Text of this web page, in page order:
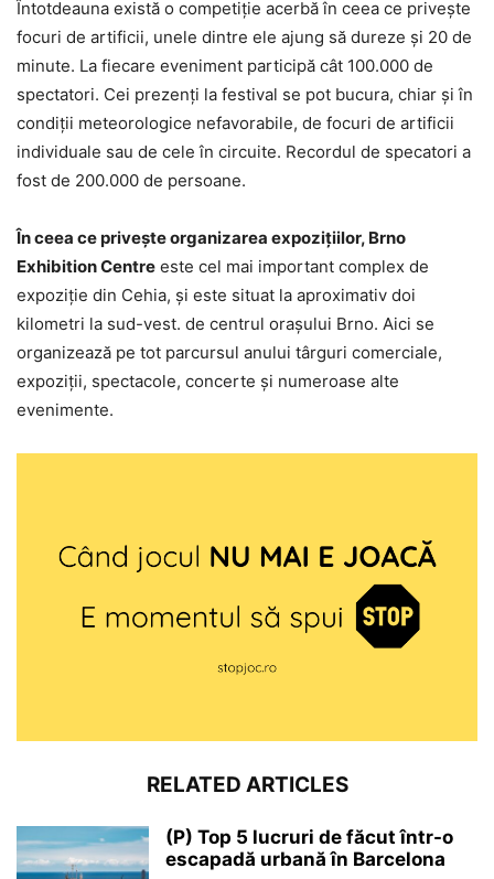
Întotdeauna există o competiție acerbă în ceea ce privește
focuri de artificii, unele dintre ele ajung să dureze și 20 de
minute. La fiecare eveniment participă cât 100.000 de
spectatori. Cei prezenți la festival se pot bucura, chiar și în
condiții meteorologice nefavorabile, de focuri de artificii
individuale sau de cele în circuite. Recordul de specatori a
fost de 200.000 de persoane.
În ceea ce privește organizarea expozițiilor, Brno
Exhibition Centre este cel mai important complex de
expoziție din Cehia, și este situat la aproximativ doi
kilometri la sud-vest. de centrul orașului Brno. Aici se
organizează pe tot parcursul anului târguri comerciale,
expoziții, spectacole, concerte și numeroase alte
evenimente.
RELATED ARTICLES
(P) Top 5 lucruri de făcut într-o
escapadă urbană în Barcelona